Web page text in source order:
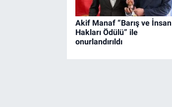
Akif Manaf “Barış ve İnsan
Hakları Ödülü” ile
onurlandırıldı